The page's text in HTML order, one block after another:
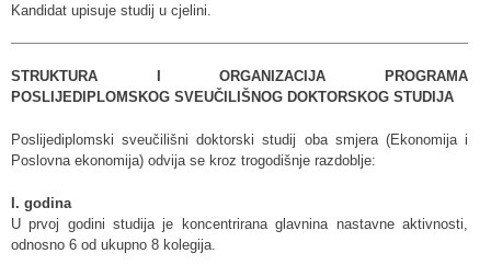
Kandidat upisuje studij u cjelini.
STRUKTURA I ORGANIZACIJA PROGRAMA
POSLIJEDIPLOMSKOG SVEUČILIŠNOG DOKTORSKOG STUDIJA
Poslijediplomski sveučilišni doktorski studij oba smjera (Ekonomija i
Poslovna ekonomija) odvija se kroz trogodišnje razdoblje:
I. godina
U prvoj godini studija je koncentrirana glavnina nastavne aktivnosti,
odnosno 6 od ukupno 8 kolegija.